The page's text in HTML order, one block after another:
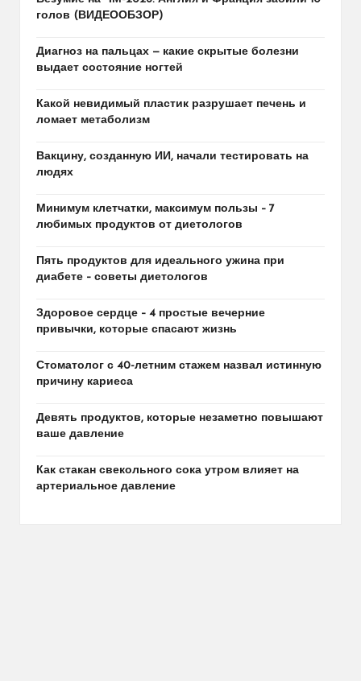
голов (ВИДЕООБЗОР)
Диагноз на пальцах — какие скрытые болезни
выдает состояние ногтей
Какой невидимый пластик разрушает печень и
ломает метаболизм
Вакцину, созданную ИИ, начали тестировать на
людях
Минимум клетчатки, максимум пользы – 7
любимых продуктов от диетологов
Пять продуктов для идеального ужина при
диабете – советы диетологов
Здоровое сердце – 4 простые вечерние
привычки, которые спасают жизнь
Стоматолог с 40-летним стажем назвал истинную
причину кариеса
Девять продуктов, которые незаметно повышают
ваше давление
Как стакан свекольного сока утром влияет на
артериальное давление